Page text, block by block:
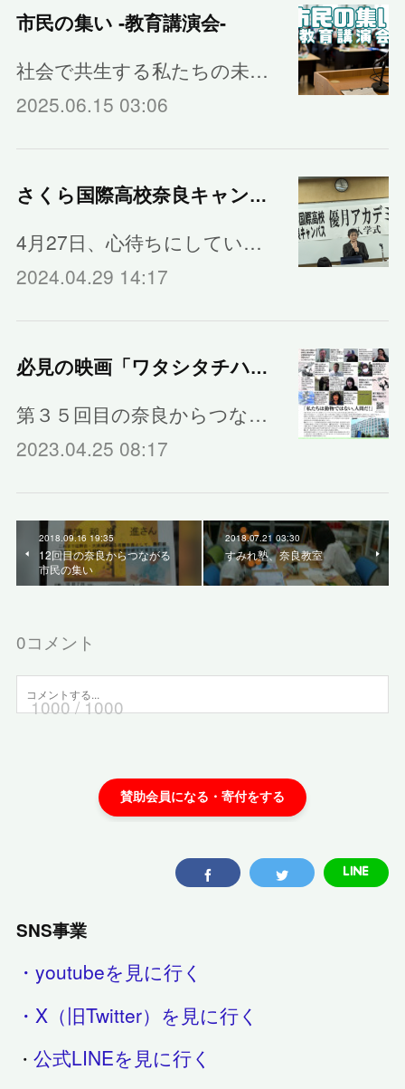
市民の集い ‐教育講演会‐
社会で共生する私たちの未…
2025.06.15 03:06
さくら国際高校奈良キャンパスの入学式
4月27日、心待ちにしてい…
2024.04.29 14:17
必見の映画「ワタシタチハニンゲンダ」
第３５回目の奈良からつな…
2023.04.25 08:17
2018.09.16 19:35
12回目の奈良からつながる
市民の集い
2018.07.21 03:30
すみれ塾、奈良教室
0コメント
1000/ 1000
SNS事業
・youtubeを見に行く
・X（旧Twitter）を見に行く
・公式LINEを見に行く